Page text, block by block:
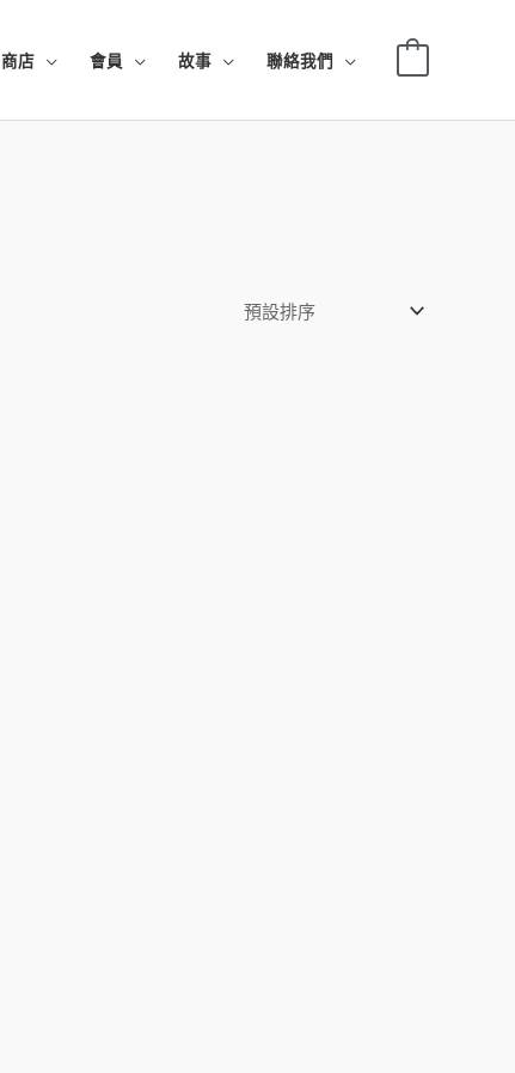
商店 會員 故事 聯絡我們